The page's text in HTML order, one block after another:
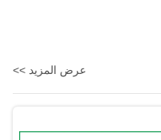
عرض المزيد >>